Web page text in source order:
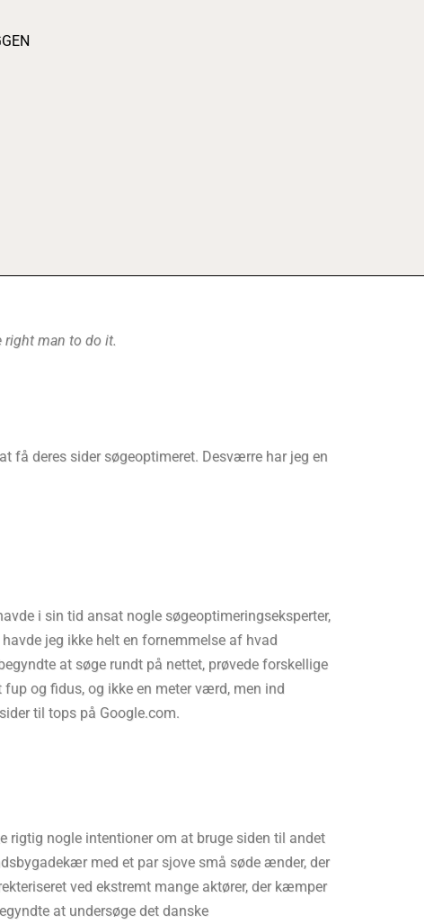
right man to do it.
få deres sider søgeoptimeret. Desværre har jeg en
i sin tid ansat nogle søgeoptimeringseksperter,
jeg ikke helt en fornemmelse af hvad
at søge rundt på nettet, prøvede forskellige
fup og fidus, og ikke en meter værd, men ind
til tops på Google.com.
rigtig nogle intentioner om at bruge siden til andet
med et par sjove små søde ænder, der
ved ekstremt mange aktører, der kæmper
at undersøge det danske